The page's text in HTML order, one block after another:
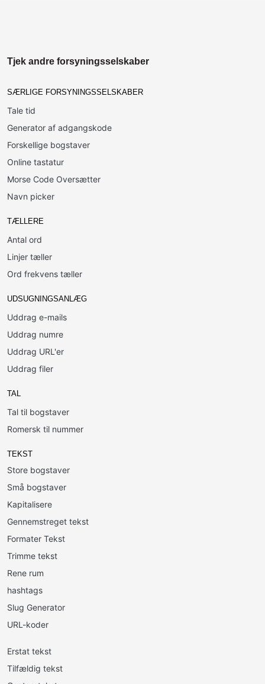
Tjek andre forsyningsselskaber
SÆRLIGE FORSYNINGSSELSKABER
Tale tid
Generator af adgangskode
Forskellige bogstaver
Online tastatur
Morse Code Oversætter
Navn picker
TÆLLERE
Antal ord
Linjer tæller
Ord frekvens tæller
UDSUGNINGSANLÆG
Uddrag e-mails
Uddrag numre
Uddrag URL'er
Uddrag filer
TAL
Tal til bogstaver
Romersk til nummer
TEKST
Store bogstaver
Små bogstaver
Kapitalisere
Gennemstreget tekst
Formater Tekst
Trimme tekst
Rene rum
hashtags
Slug Generator
URL-koder
Erstat tekst
Tilfældig tekst